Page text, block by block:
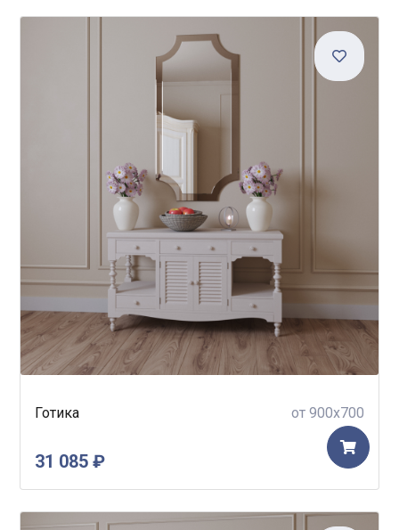
Готика от 900x700
31 085 ₽